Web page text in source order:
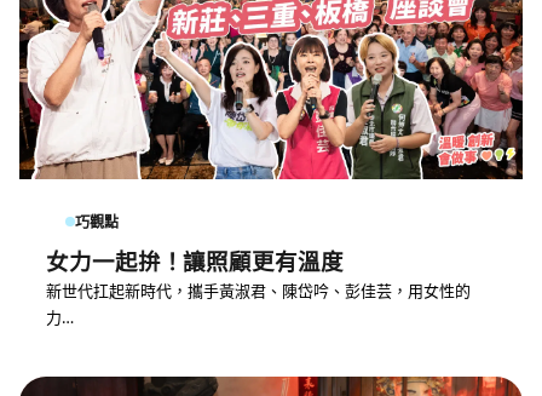
巧觀點
女力一起拚！讓照顧更有溫度
新世代扛起新時代，攜手黃淑君、陳岱吟、彭佳芸，用女性的
力…